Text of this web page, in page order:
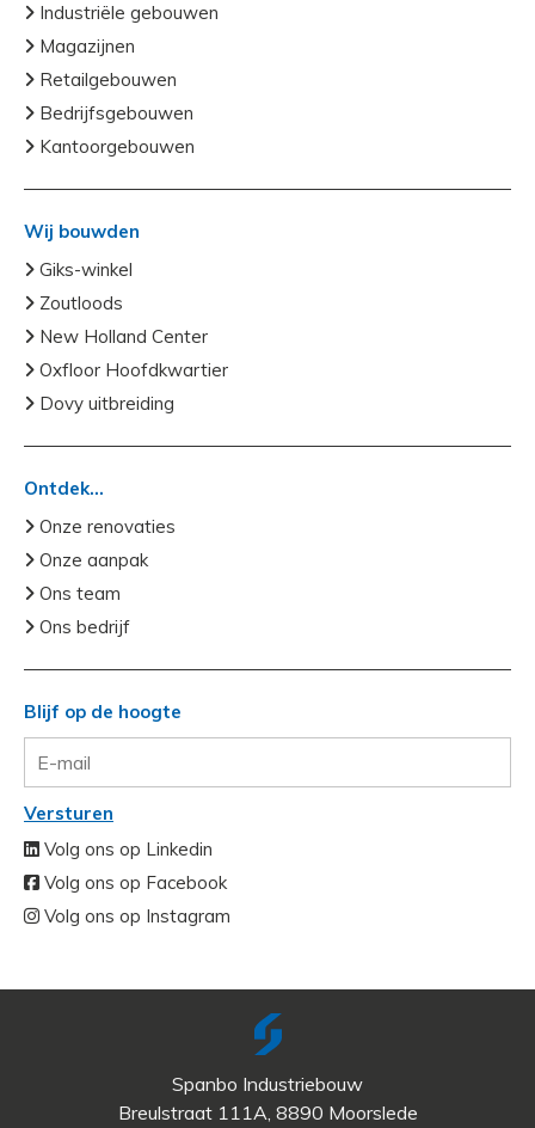
Industriële gebouwen
Magazijnen
Retailgebouwen
Bedrijfsgebouwen
Kantoorgebouwen
Wij bouwden
Giks-winkel
Zoutloods
New Holland Center
Oxfloor Hoofdkwartier
Dovy uitbreiding
Ontdek...
Onze renovaties
Onze aanpak
Ons team
Ons bedrijf
Blijf op de hoogte
Versturen
Volg ons op Linkedin
Volg ons op Facebook
Volg ons op Instagram
Spanbo Industriebouw
Breulstraat 111A, 8890 Moorslede